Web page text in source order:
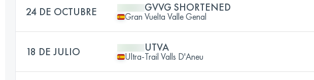
24 DE OCTUBRE GVVG SHORTENED
Gran Vuelta Valle Genal
18 DE JULIO UTVA
Ultra-Trail Valls D'Aneu